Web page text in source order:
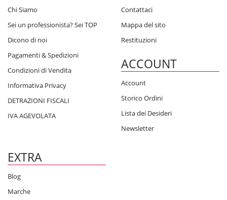
Chi Siamo
Sei un professionista? Sei TOP
Dicono di noi
Pagamenti & Spedizioni
Condizioni di Vendita
Informativa Privacy
DETRAZIONI FISCALI
IVA AGEVOLATA
Contattaci
Mappa del sito
Restituzioni
ACCOUNT
Account
Storico Ordini
Lista dei Desideri
Newsletter
EXTRA
Blog
Marche